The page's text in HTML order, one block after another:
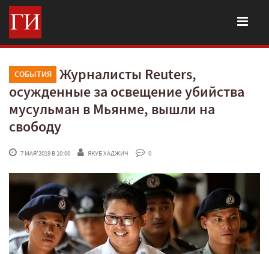
СОБЫТИЯ
Журналисты Reuters,
осужденные за освещение убийства
мусульман в Мьянме, вышли на
свободу
7 МАЯ'2019 В 10:00 ЯКУБ ХАДЖИЧ 0